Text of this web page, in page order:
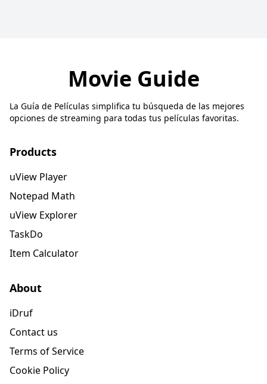
Movie Guide
La Guía de Películas simplifica tu búsqueda de las mejores
opciones de streaming para todas tus películas favoritas.
Products
uView Player
Notepad Math
uView Explorer
TaskDo
Item Calculator
About
iDruf
Contact us
Terms of Service
Cookie Policy